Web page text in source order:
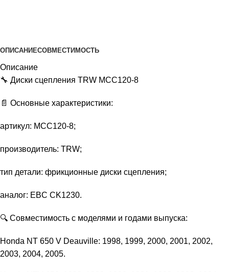
ОПИСАНИЕСОВМЕСТИМОСТЬ
Описание
🔧 Диски сцепления TRW MCC120‑8
📄 Основные характеристики:
артикул: MCC120‑8;
производитель: TRW;
тип детали: фрикционные диски сцепления;
аналог: EBC CK1230.
🔍 Совместимость с моделями и годами выпуска:
Honda NT 650 V Deauville: 1998, 1999, 2000, 2001, 2002,
2003, 2004, 2005.